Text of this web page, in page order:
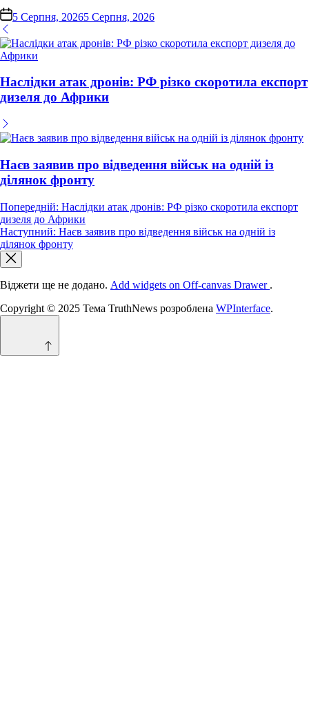
on 5 Серпня, 20265 Серпня, 2026
Наслідки атак дронів: РФ різко скоротила експорт
дизеля до Африки
Наєв заявив про відведення військ на одній із
ділянок фронту
Навігація
записів
Попередній: Наслідки атак дронів: РФ різко скоротила експорт
дизеля до Африки
Наступний: Наєв заявив про відведення військ на одній із
ділянок фронту
Віджети ще не додано. Add widgets on Off-canvas Drawer .
Copyright © 2025 Тема TruthNews розроблена WPInterface.